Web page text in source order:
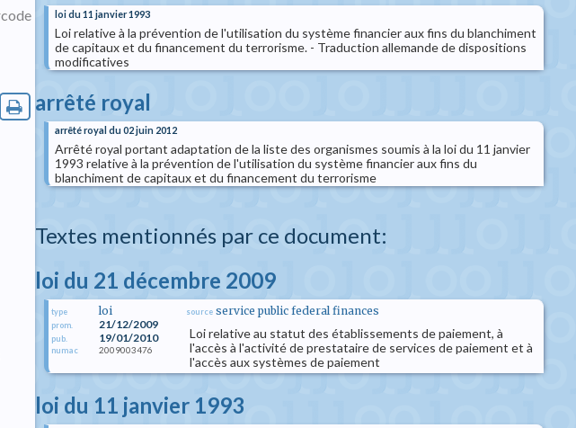
loi du 11 janvier 1993
Loi relative à la prévention de l'utilisation du système financier aux fins du blanchiment
de capitaux et du financement du terrorisme. - Traduction allemande de dispositions
modificatives
arrêté royal
arrêté royal du 02 juin 2012
Arrêté royal portant adaptation de la liste des organismes soumis à la loi du 11 janvier
1993 relative à la prévention de l'utilisation du système financier aux fins du
blanchiment de capitaux et du financement du terrorisme
Textes mentionnés par ce document:
loi du 21 décembre 2009
type loi
prom. 21/12/2009
pub. 19/01/2010
numac 2009003476
source service public federal finances
Loi relative au statut des établissements de paiement, à
l'accès à l'activité de prestataire de services de paiement et à
l'accès aux systèmes de paiement
loi du 11 janvier 1993